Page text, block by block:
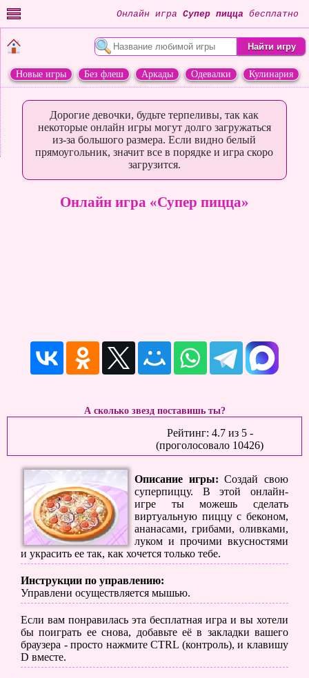
Онлайн игра Супер пицца бесплатно
Новые игры Без флеш Аркады Одевалки
Кулинария
Дорогие девочки, будьте терпеливы, так как
некоторые онлайн игры могут долго загружаться
из-за большого размера. Если видно белый
прямоугольник, значит все в порядке и игра скоро
загрузится.
Онлайн игра «Супер пицца»
А сколько звезд поставишь ты?
Рейтинг: 4.7из 5-
(проголосовало 10426)
Описание игры: Создай свою
суперпиццу. В этой онлайн-
игре ты можешь сделать
виртуальную пиццу с беконом,
ананасами, грибами, оливками,
луком и прочими вкусностями
и украсить ее так, как хочется только тебе.
Инструкции по управлению:
Управлени осуществляется мышью.
Если вам понравилась эта бесплатная игра и вы хотели
бы поиграть ее снова, добавьте её в закладки вашего
браузера - просто нажмите CTRL (контроль), и клавишу
D вместе.